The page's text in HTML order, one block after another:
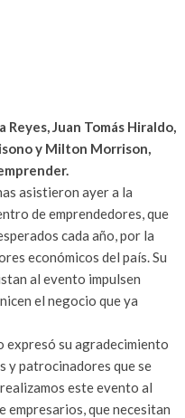
Juan Tomás Hiraldo,
y Milton Morrison,
asistieron ayer a la
de emprendedores, que
cada año, por la
económicos del país. Su
al evento impulsen
el negocio que ya
su agradecimiento
y patrocinadores que se
este evento al
empresarios, que necesitan